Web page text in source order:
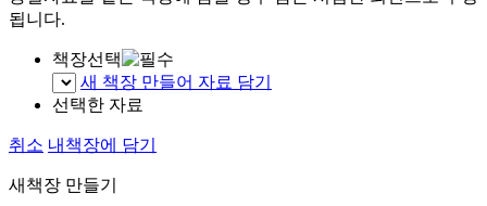
됩니다.
책장선택
새 책장 만들어 자료 담기
선택한 자료
취소 내책장에 담기
새책장 만들기